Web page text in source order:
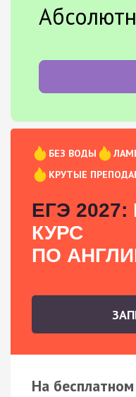
БЕЗ ВОДЫ
КРУТЫЕ
ЕГЭ 2027:
КУРС
ПО
На